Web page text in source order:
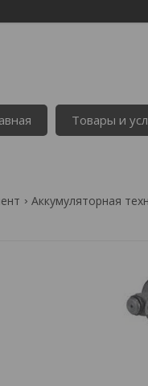
Товары и
Аккумуляторная